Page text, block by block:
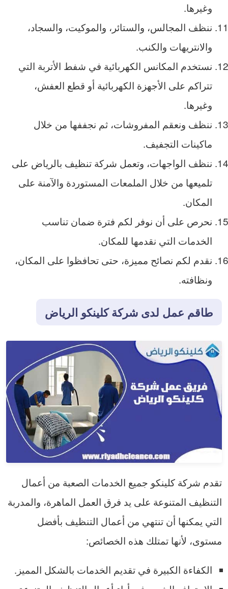
وغيرها.
ننظف المجالس، والستائر، والموكيت، والسجاد،
والانتريهات والكنب.
نستخدم المكانس الكهربائية في شفط الأتربة التي
تتراكم على الأجهزة الكهربائية أو قطع العفش،
وغيرها.
ننظف ونعقم المفروشات، ثم نجففها من خلال
ماكينات التجفيف.
ننظف الواجهات، وتعمل شركة تنظيف بالرياض على
تلميعها من خلال الملمعات المستوردة والآمنة على
المكان.
نحرص على أن نوفر لكم فترة ضمان تناسب
الخدمات التي نقدمها للمكان.
نقدم لكم نصائح مميزة، حتى تحافظوا على المكان،
ونظافته.
طاقم عمل لدى شركة كلينكو الرياض
تقدم شركة كلينكو جميع الخدمات الصعبة من أعمال
التنظيف المتنوعة على يد فرق العمل الماهرة، والمدربة
التي يمكنها أن تنتهي من أعمال التنظيف بأفضل
مستوى، لأنها تمتلك هذه الخصائص:
الكفاءة الكبيرة في تقديم الخدمات بالشكل المميز.